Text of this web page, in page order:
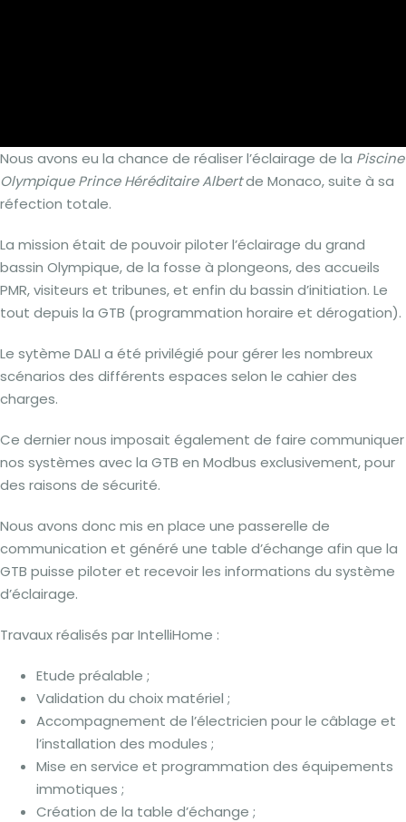
Nous avons eu la chance de réaliser l’éclairage de la Piscine
Olympique Prince Héréditaire Albertde Monaco, suite à sa
réfection totale.
La mission était de pouvoir piloter l’éclairage du grand
bassin Olympique, de la fosse à plongeons, des accueils
PMR, visiteurs et tribunes, et enfin du bassin d’initiation. Le
tout depuis la GTB (programmation horaire et dérogation).
Le sytème DALI a été privilégié pour gérer les nombreux
scénarios des différents espaces selon le cahier des
charges.
Ce dernier nous imposait également de faire communiquer
nos systèmes avec la GTB en Modbus exclusivement, pour
des raisons de sécurité.
Nous avons donc mis en place une passerelle de
communication et généré une table d’échange afin que la
GTB puisse piloter et recevoir les informations du système
d’éclairage.
Travaux réalisés par IntelliHome :
Etude préalable ;
Validation du choix matériel ;
Accompagnement de l’électricien pour le câblage et
l’installation des modules ;
Mise en service et programmation des équipements
immotiques ;
Création de la table d’échange ;